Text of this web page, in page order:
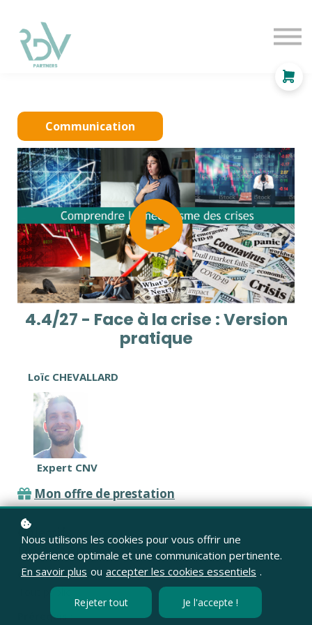
Se connecter
Communication
4.4/27 - Face à la crise : Version
pratique
Loïc CHEVALLARD
Expert CNV
Mon offre de prestation
Objectif :
Répondre à la crise.
Cible publique :
Tout public
Prérequis :
Nous utilisons les cookies pour vous offrir une
expérience optimale et une communication pertinente.
En savoir plus ou accepter les cookies essentiels .
Rejeter tout Je l'accepte !